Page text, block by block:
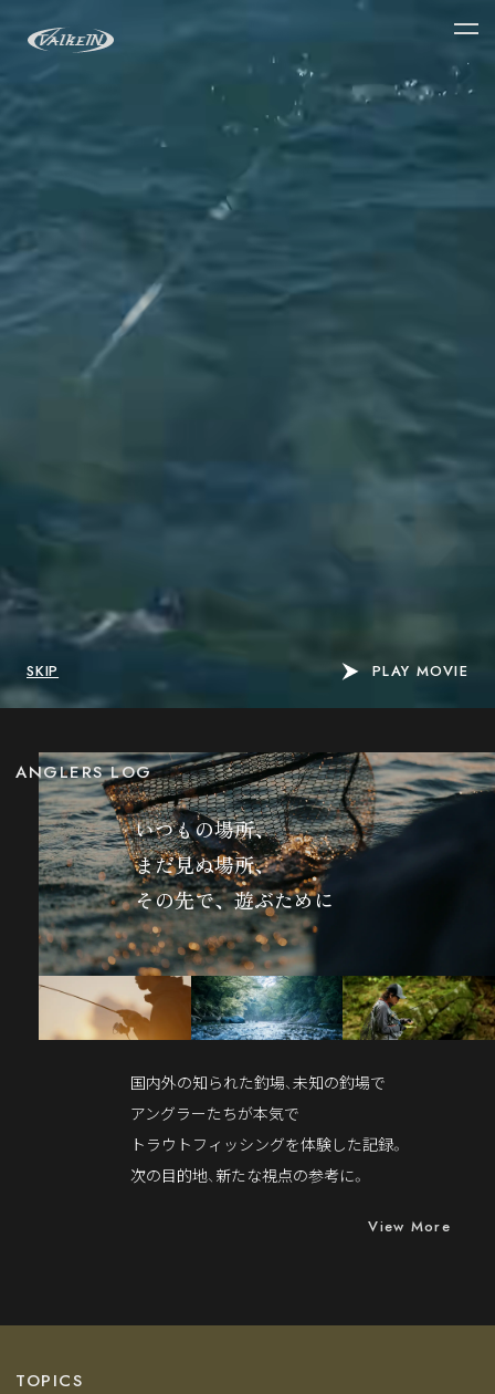
SKIP PLAY MOVIE
ANGLERS LOG
いつもの場所、
まだ見ぬ場所、
その先で、遊ぶために
国内外の知られた釣場、未知の釣場で
アングラーたちが本気で
トラウトフィッシングを体験した記録。
次の目的地、新たな視点の参考に。
View More
TOPICS